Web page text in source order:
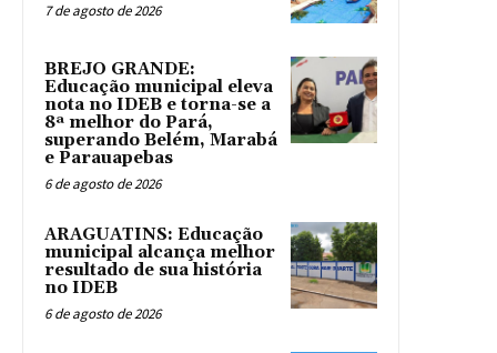
7 de agosto de 2026
BREJO GRANDE:
Educação municipal eleva
nota no IDEB e torna-se a
8ª melhor do Pará,
superando Belém, Marabá
e Parauapebas
6 de agosto de 2026
ARAGUATINS: Educação
municipal alcança melhor
resultado de sua história
no IDEB
6 de agosto de 2026